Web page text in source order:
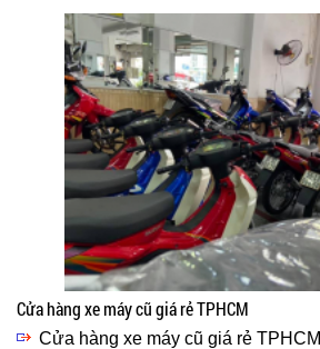
Cửa hàng xe máy cũ giá rẻ TPHCM
Cửa hàng xe máy cũ giá rẻ TPHCM